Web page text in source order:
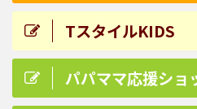
TスタイルKIDS
パパママ応援ショ